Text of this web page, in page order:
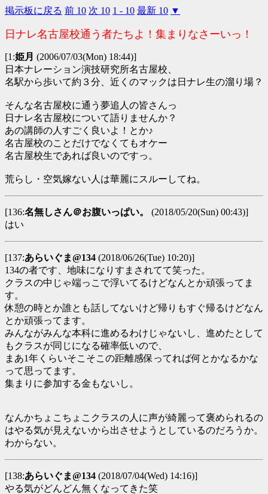
掲示板に戻る 前 10 次 10 1 - 10 最新 10 ▼
日ナレ名古屋校通う者たちよ！集まりなさーいっ！
[1:姫月 (2006/07/03(Mon) 18:44)]
日本ナレーション演技研究所名古屋校、
名駅から歩いて約３分、近くのマックは日ナレ生の溜り場？
そんな名古屋校に通う夢追人の皆さんっ
日ナレ名古屋校について語りませんか？
あの講師の人すごく良いよ！とか♪
名古屋校のことだけでなくてもオケー
名古屋校生であれば良いのですっ。
荒らし・空気嫁ない人は華麗にスルーしてね。
[136:名無しさん＠お腹いっぱい。 (2018/05/20(Sun) 00:43)]
はい
[137:あらいぐま@134 (2018/06/26(Tue) 10:20)]
134の者です、地味になりすまされてて笑った。
クラスの中じゃ端っこで浮いてるけどなんとか頑張ってま
す。
休憩の時とか誰とも話してないけど帰りもすぐ帰るけどなん
とか頑張ってます。
みんながみんな本科に進めるわけじゃないし、進めたとして
もクラスが同じになる確率低いので、
まあ1年くらいそこそこの距離感保ってれば何とかなるかな
って思ってます。
集まりに参加する金もないし。
なんかちょこちょこクラスの人に声が綺麗って褒められるの
はやる気が見えないから出させようとしているのだろうか。
わからない。
[138:あらいぐま@134 (2018/07/04(Wed) 14:16)]
やる気がどんどん無くなってきた笑